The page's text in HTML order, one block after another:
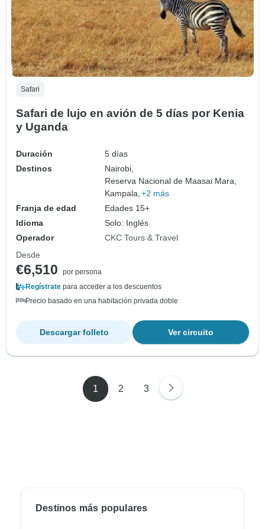
Safari
Safari de lujo en avión de 5 días por Kenia
y Uganda
Duración
5 días
Destinos
Nairobi,
Reserva Nacional de Maasai Mara,
Kampala, +2 más
Franja de edad
Edades 15+
Idioma
Solo: Inglés
Operador
CKC Tours & Travel
Desde
€6,510
por persona
Regístrate para acceder a los descuentos
Precio basado en una habitación privada doble
Ver circuito
Descargar folleto
1 2 3
Destinos más populares